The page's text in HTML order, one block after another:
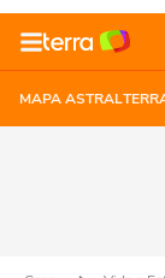
MAPA ASTRAL